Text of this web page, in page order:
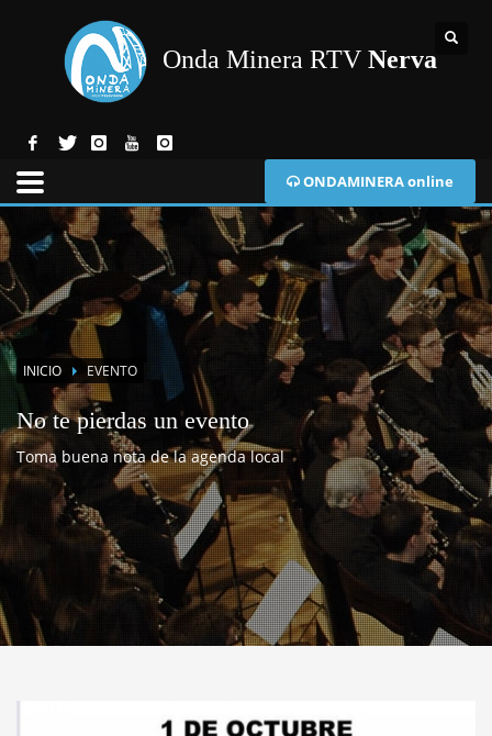
Onda Minera RTV Nerva
ONDAMINERA online
INICIO EVENTO
No te pierdas un evento
Toma buena nota de la agenda local